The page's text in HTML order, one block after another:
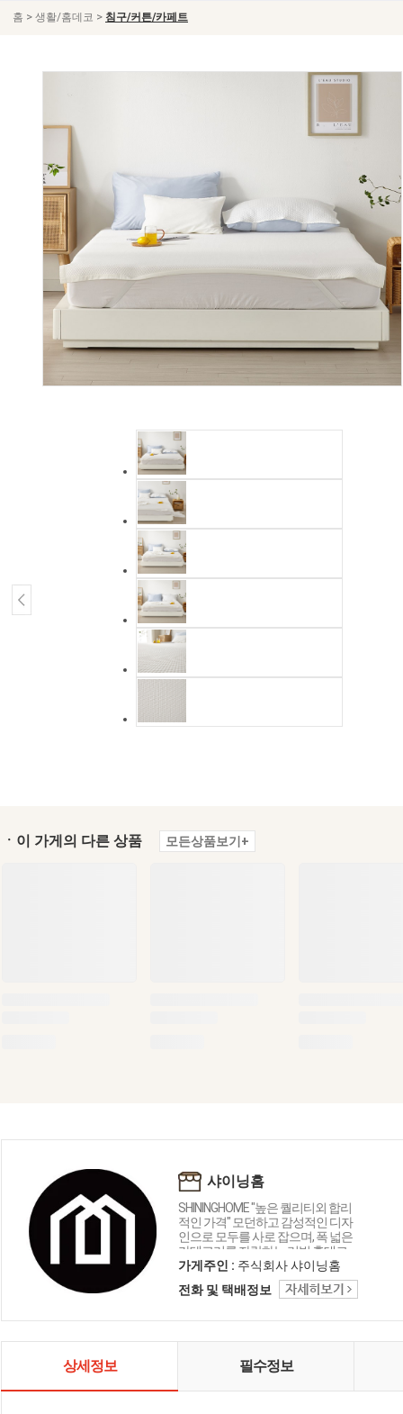
홈 > 생활/홈데코 > 침구/커튼/카페트
ㆍ이 가게의 다른 상품 모든상품보기+
샤이닝홈
SHININGHOME "높은 퀄리티외 합리
적인 가격" 모던하고 감성적인 디자
인으로 모두를 사로 잡으며, 폭 넓은
카테고리를 자랑하는 리빙 홈데코
인테리어 샤이닝홈입니다.
가게주인 : 주식회사 샤이닝홈
전화 및 택배정보
상세정보 필수정보